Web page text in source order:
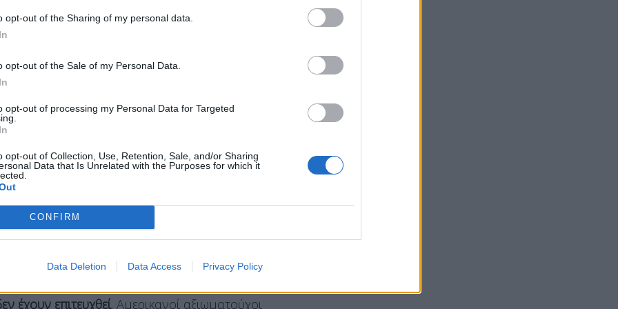
opt-out of the Sharing of my personal data.
opt-out of the Sale of my Personal Data.
opt-out of processing my Personal Data for Targeted
opt-out of Collection, Use, Retention, Sale, and/or Sharing
Data that Is Unrelated with the Purposes for which it
CONFIRM
Data Deletion Data Access Privacy Policy
της συμφέροντα.
οι όροι του Μνημονίου «
Ισραήλ».Παράλληλα, εκτιμούν ότι η
όρους» που έθεσε η Τεχεράνη, γεγονός που
Αβίβ.
αντιδράσεις
πρωθυπουργός είναι ιδιαίτερα
τον πόλεμο εναντίον του Ιράν μαζί με
την αλλαγή καθεστώτος στην Τεχεράνη και
και του προγράμματος του Ιράν.
έχουν επιτευχθεί. Αμερικανοί αξιωματούχοι